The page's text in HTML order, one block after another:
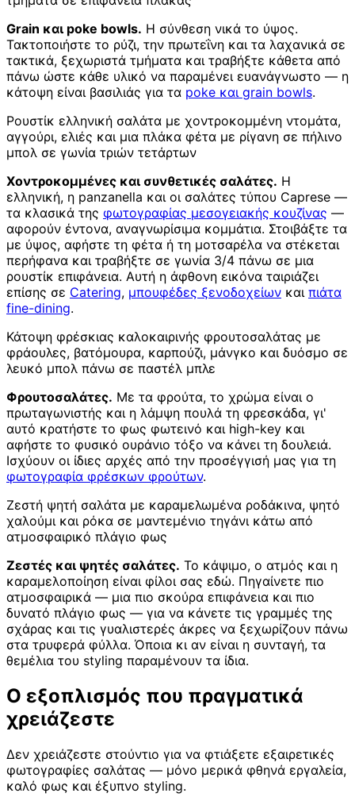
Grain και poke bowls. Η σύνθεση νικά το ύψος.
Τακτοποιήστε το ρύζι, την πρωτεΐνη και τα λαχανικά σε
τακτικά, ξεχωριστά τμήματα και τραβήξτε κάθετα από
πάνω ώστε κάθε υλικό να παραμένει ευανάγνωστο — η
κάτοψη είναι βασιλιάς για τα poke και grain bowls.
Ρουστίκ ελληνική σαλάτα με χοντροκομμένη ντομάτα,
αγγούρι, ελιές και μια πλάκα φέτα με ρίγανη σε πήλινο
μπολ σε γωνία τριών τετάρτων
Χοντροκομμένες και συνθετικές σαλάτες. Η
ελληνική, η panzanella και οι σαλάτες τύπου Caprese —
τα κλασικά της φωτογραφίας μεσογειακής κουζίνας —
αφορούν έντονα, αναγνωρίσιμα κομμάτια. Στοιβάξτε τα
με ύψος, αφήστε τη φέτα ή τη μοτσαρέλα να στέκεται
περήφανα και τραβήξτε σε γωνία 3/4 πάνω σε μια
ρουστίκ επιφάνεια. Αυτή η άφθονη εικόνα ταιριάζει
επίσης σε Catering, μπουφέδες ξενοδοχείων και πιάτα
fine-dining.
Κάτοψη φρέσκιας καλοκαιρινής φρουτοσαλάτας με
φράουλες, βατόμουρα, καρπούζι, μάνγκο και δυόσμο σε
λευκό μπολ πάνω σε παστέλ μπλε
Φρουτοσαλάτες. Με τα φρούτα, το χρώμα είναι ο
πρωταγωνιστής και η λάμψη πουλά τη φρεσκάδα, γι'
αυτό κρατήστε το φως φωτεινό και high-key και
αφήστε το φυσικό ουράνιο τόξο να κάνει τη δουλειά.
Ισχύουν οι ίδιες αρχές από την προσέγγισή μας για τη
φωτογραφία φρέσκων φρούτων.
Ζεστή ψητή σαλάτα με καραμελωμένα ροδάκινα, ψητό
χαλούμι και ρόκα σε μαντεμένιο τηγάνι κάτω από
ατμοσφαιρικό πλάγιο φως
Ζεστές και ψητές σαλάτες. Το κάψιμο, ο ατμός και η
καραμελοποίηση είναι φίλοι σας εδώ. Πηγαίνετε πιο
ατμοσφαιρικά — μια πιο σκούρα επιφάνεια και πιο
δυνατό πλάγιο φως — για να κάνετε τις γραμμές της
σχάρας και τις γυαλιστερές άκρες να ξεχωρίζουν πάνω
στα τρυφερά φύλλα. Όποια κι αν είναι η συνταγή, τα
θεμέλια του styling παραμένουν τα ίδια.
Ο εξοπλισμός που πραγματικά
χρειάζεστε
Δεν χρειάζεστε στούντιο για να φτιάξετε εξαιρετικές
φωτογραφίες σαλάτας — μόνο μερικά φθηνά εργαλεία,
καλό φως και έξυπνο styling.